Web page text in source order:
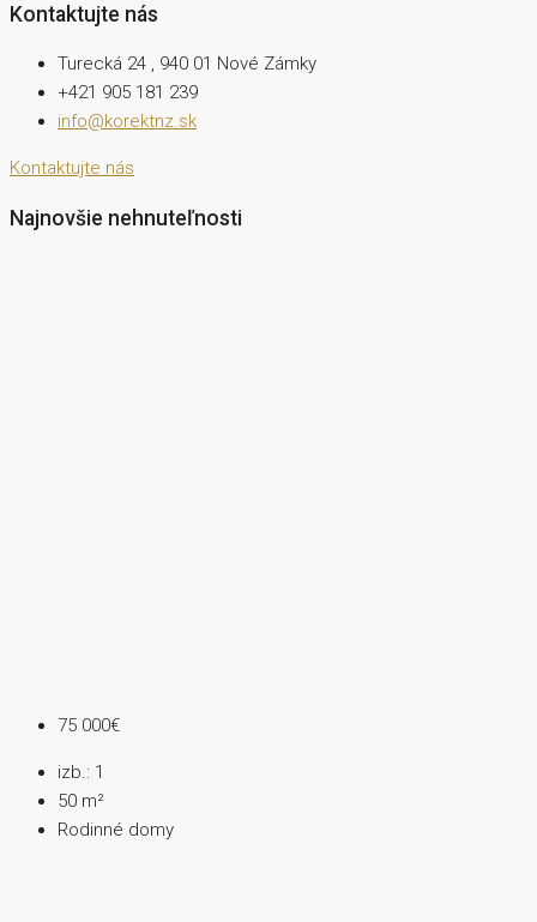
Kontaktujte nás
Turecká 24 , 940 01 Nové Zámky
+421 905 181 239
info@korektnz.sk
Kontaktujte nás
Najnovšie nehnuteľnosti
75 000€
izb.: 1
50 m²
Rodinné domy